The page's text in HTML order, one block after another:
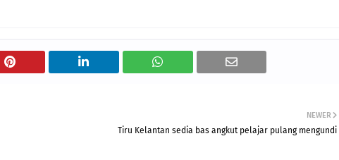
NEWER
Tiru Kelantan sedia bas angkut pelajar pulang mengundi